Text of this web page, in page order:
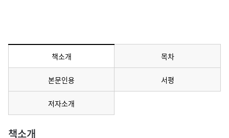
책소개메뉴 선택됨 목차
본문인용 서평
저자소개
책소개